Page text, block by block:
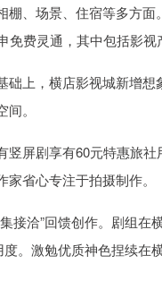
、场景、住宿等多方面
费灵通，其中包括影视
上，横店影视城新增想
。
屏剧享有60元特惠旅社
省心专注于拍摄制作。
洽”回馈创作。剧组在
。激勉优质神色捏续在